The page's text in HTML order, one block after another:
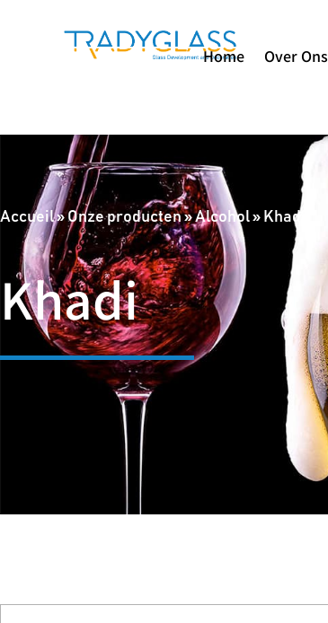
Home Over Ons
Accueil»Onze producten»Alcohol» Khadi
Khadi